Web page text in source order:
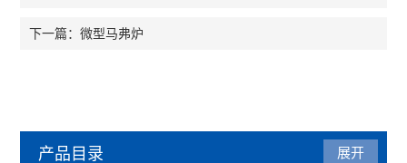
下一篇：微型马弗炉
产品目录 展开